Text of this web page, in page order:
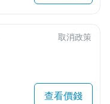
取消政策
查看價錢